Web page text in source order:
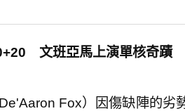
文班亞馬上演單核奇蹟
Fox）因傷缺陣的劣